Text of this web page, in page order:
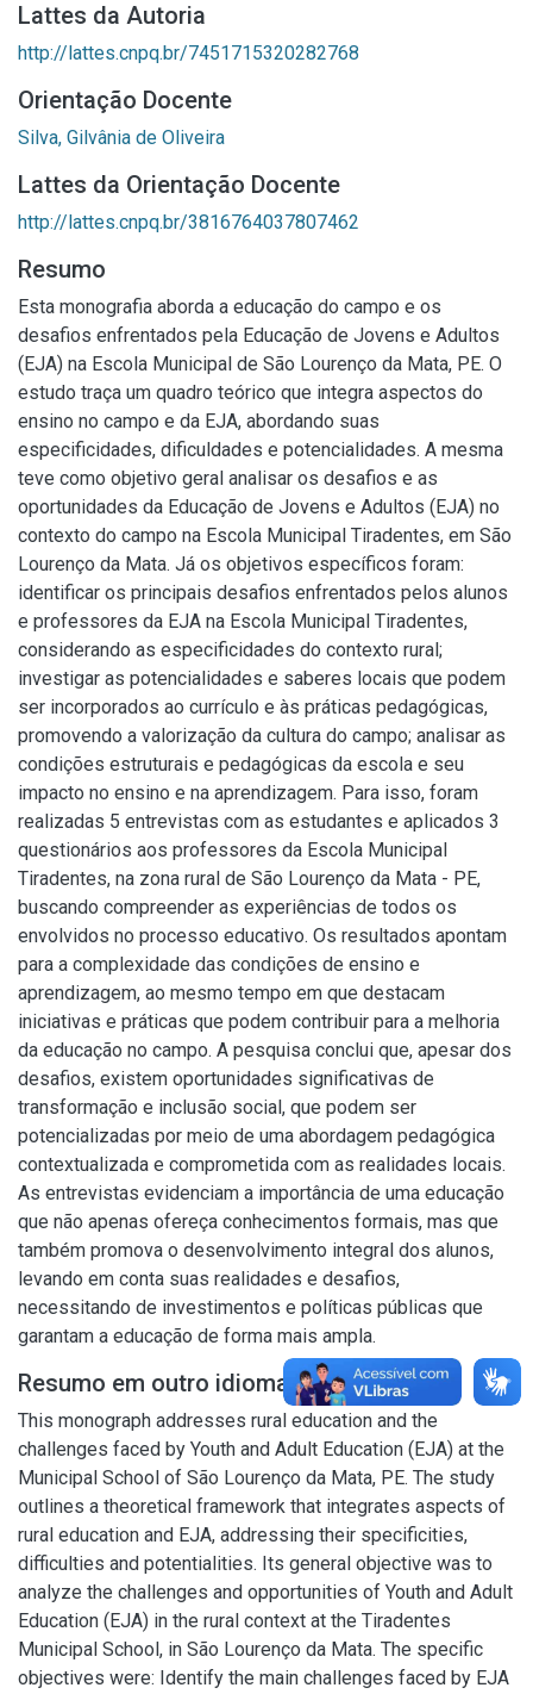
Lattes da Autoria
http://lattes.cnpq.br/7451715320282768
Orientação Docente
Silva, Gilvânia de Oliveira
Lattes da Orientação Docente
http://lattes.cnpq.br/3816764037807462
Resumo
Esta monografia aborda a educação do campo e os
desafios enfrentados pela Educação de Jovens e Adultos
(EJA) na Escola Municipal de São Lourenço da Mata, PE. O
estudo traça um quadro teórico que integra aspectos do
ensino no campo e da EJA, abordando suas
especificidades, dificuldades e potencialidades. A mesma
teve como objetivo geral analisar os desafios e as
oportunidades da Educação de Jovens e Adultos (EJA) no
contexto do campo na Escola Municipal Tiradentes, em São
Lourenço da Mata. Já os objetivos específicos foram:
identificar os principais desafios enfrentados pelos alunos
e professores da EJA na Escola Municipal Tiradentes,
considerando as especificidades do contexto rural;
investigar as potencialidades e saberes locais que podem
ser incorporados ao currículo e às práticas pedagógicas,
promovendo a valorização da cultura do campo; analisar as
condições estruturais e pedagógicas da escola e seu
impacto no ensino e na aprendizagem. Para isso, foram
realizadas 5 entrevistas com as estudantes e aplicados 3
questionários aos professores da Escola Municipal
Tiradentes, na zona rural de São Lourenço da Mata - PE,
buscando compreender as experiências de todos os
envolvidos no processo educativo. Os resultados apontam
para a complexidade das condições de ensino e
aprendizagem, ao mesmo tempo em que destacam
iniciativas e práticas que podem contribuir para a melhoria
da educação no campo. A pesquisa conclui que, apesar dos
desafios, existem oportunidades significativas de
transformação e inclusão social, que podem ser
potencializadas por meio de uma abordagem pedagógica
contextualizada e comprometida com as realidades locais.
As entrevistas evidenciam a importância de uma educação
que não apenas ofereça conhecimentos formais, mas que
também promova o desenvolvimento integral dos alunos,
levando em conta suas realidades e desafios,
necessitando de investimentos e políticas públicas que
garantam a educação de forma mais ampla.
Resumo em outro idioma
This monograph addresses rural education and the
challenges faced by Youth and Adult Education (EJA) at the
Municipal School of São Lourenço da Mata, PE. The study
outlines a theoretical framework that integrates aspects of
rural education and EJA, addressing their specificities,
difficulties and potentialities. Its general objective was to
analyze the challenges and opportunities of Youth and Adult
Education (EJA) in the rural context at the Tiradentes
Municipal School, in São Lourenço da Mata. The specific
objectives were: Identify the main challenges faced by EJA